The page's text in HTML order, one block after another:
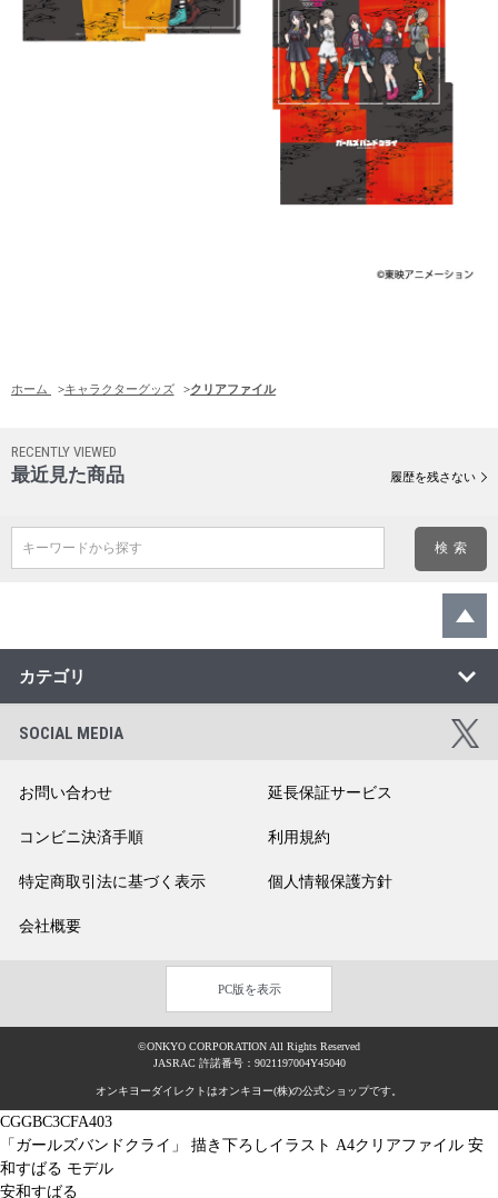
ホーム >キャラクターグッズ >クリアファイル
RECENTLY VIEWED
最近見た商品 履歴を残さない
キーワードから探す
カテゴリ
SOCIAL MEDIA
お問い合わせ 延長保証サービス
コンビニ決済手順 利用規約
特定商取引法に基づく表示 個人情報保護方針
会社概要
PC版を表示
©ONKYO CORPORATION All Rights Reserved
JASRAC 許諾番号：9021197004Y45040
オンキヨーダイレクトはオンキヨー(株)の公式ショップです。
CGGBC3CFA403
「ガールズバンドクライ」 描き下ろしイラスト A4クリアファイル 安
和すばる モデル
安和すばる